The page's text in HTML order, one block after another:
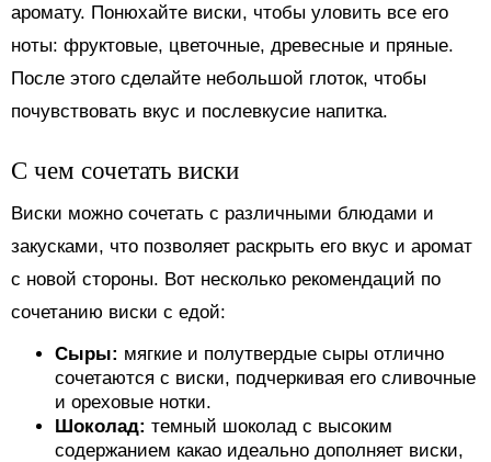
аромату. Понюхайте виски, чтобы уловить все его
ноты: фруктовые, цветочные, древесные и пряные.
После этого сделайте небольшой глоток, чтобы
почувствовать вкус и послевкусие напитка.
С чем сочетать виски
Виски можно сочетать с различными блюдами и
закусками, что позволяет раскрыть его вкус и аромат
с новой стороны. Вот несколько рекомендаций по
сочетанию виски с едой:
Сыры: мягкие и полутвердые сыры отлично
сочетаются с виски, подчеркивая его сливочные
и ореховые нотки.
Шоколад: темный шоколад с высоким
содержанием какао идеально дополняет виски,